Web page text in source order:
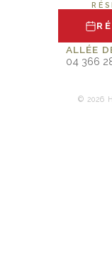
ALLÉE
04 366
© 2026